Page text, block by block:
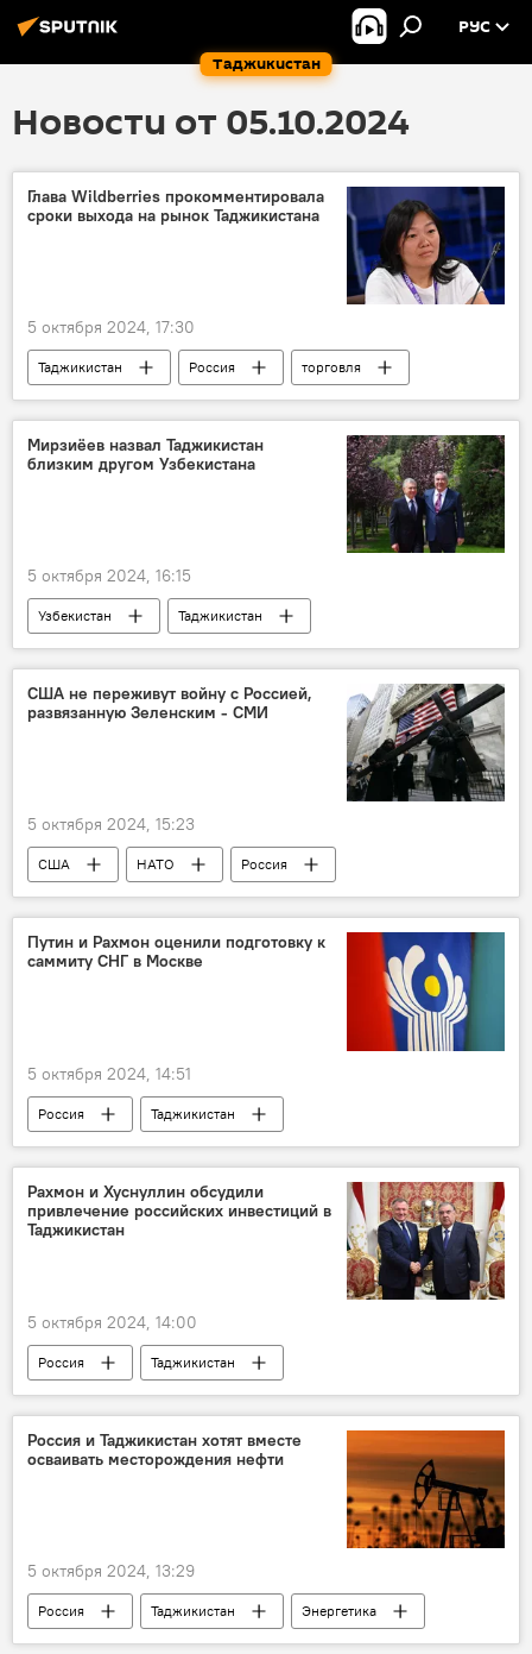
Таджикистан
РУС
Новости от 05.10.2024
Глава Wildberries прокомментировала
сроки выхода на рынок Таджикистана
5 октября 2024, 17:30
Таджикистан Россия
торговля
Экономика
Мирзиёев назвал Таджикистан
близким другом Узбекистана
5 октября 2024, 16:15
Узбекистан
Таджикистан
Шавкат Мирзиёев
Эмомали Рахмон
Политика
Центральная Азия
США не переживут войну с Россией,
развязанную Зеленским - СМИ
5 октября 2024, 15:23
США НАТО
Россия
Армия и вооружение
Обзор СМИ
Владимир Зеленский
война Мир
Путин и Рахмон оценили подготовку к
саммиту СНГ в Москве
5 октября 2024, 14:51
Россия
Таджикистан
Эмомали Рахмон
Владимир Путин
Рахмон и Хуснуллин обсудили
привлечение российских инвестиций в
Таджикистан
5 октября 2024, 14:00
Россия
Таджикистан
Эмомали Рахмон
инвестиции
Экономика
Россия и Таджикистан хотят вместе
осваивать месторождения нефти
5 октября 2024, 13:29
Россия Таджикистан
Энергетика
нефть
Экономика